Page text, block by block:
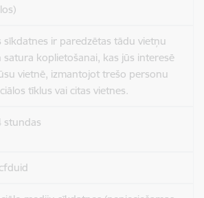
sīkdatnes ir paredzētas tādu vietņu
satura koplietošanai, kas jūs interesē
vietnē, izmantojot trešo personu
tīklus vai citas vietnes.
stundas